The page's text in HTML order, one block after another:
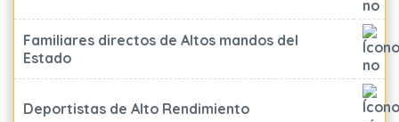
Familiares directos de Altos mandos del
Estado
Deportistas de Alto Rendimiento